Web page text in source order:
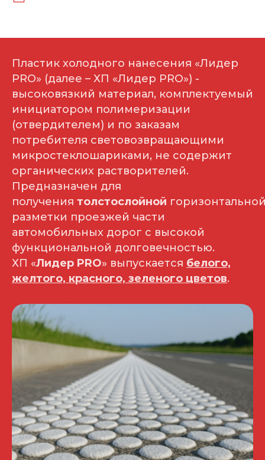
Пластик холодного нанесения «Лидер
PRO» (далее – ХП «Лидер PRO») -
высоковязкий материал, комплектуемый
инициатором полимеризации
(отвердителем) и по заказам
потребителя световозвращающими
микростеклошариками, не содержит
органических растворителей.
Предназначен для
получения толстослойной
разметки проезжей части
автомобильных дорог с высокой
функциональной долговечностью.
ХП «Лидер PRO» выпускается белого,
желтого, красного, зеленого цветов.